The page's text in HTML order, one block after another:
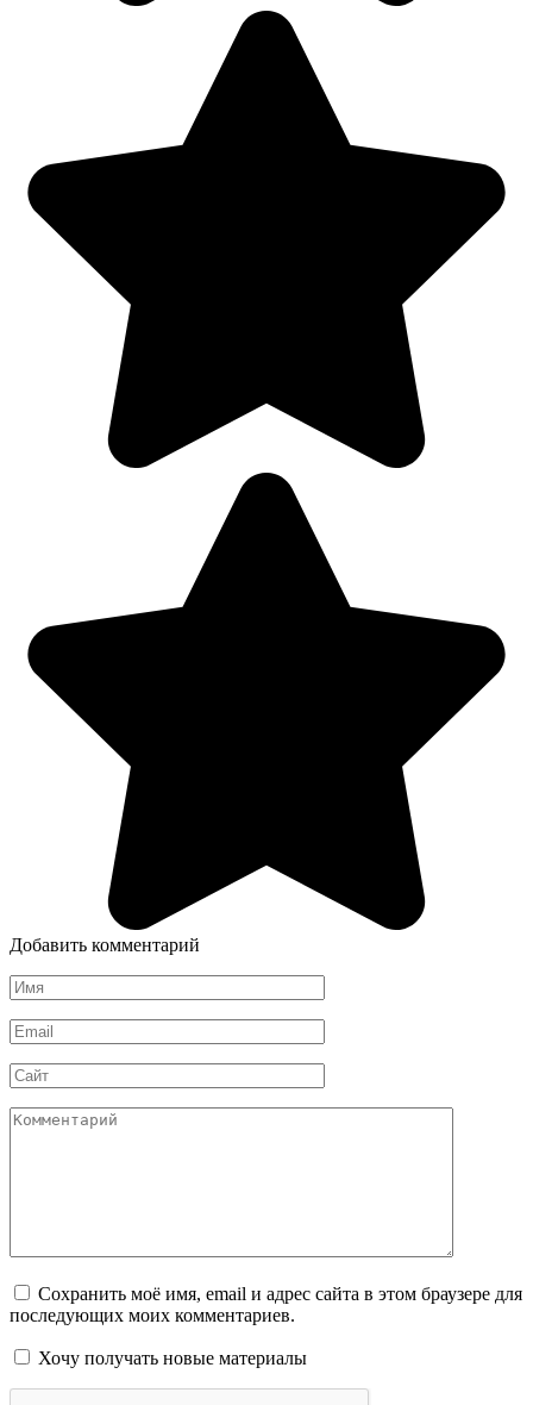
Добавить комментарий
Имя
*
Email
*
Сайт
Комментарий
Сохранить моё имя, email и адрес сайта в этом браузере для
последующих моих комментариев.
Хочу получать новые материалы